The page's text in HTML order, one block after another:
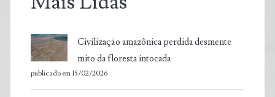
Civilização amazônica perdida desmente
mito da floresta intocada
publicado em 15/02/2026